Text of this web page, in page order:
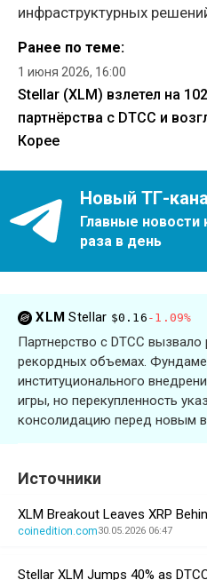
инфраструктурных
Ранее по теме:
1 июня 2026, 16:00
Stellar (XLM) взлетел на
партнёрства с DTCC и
Корее
Новый ТГ-
Главные
раза в день
XLMStellar $0.16 -1.09%
Партнерство с DTCC
рекордных объемах.
институционального
игры, но перекупленность
консолидацию перед новым
Источники
XLM Breakout Leaves XRP
coinedition.com30.05.2026 06:47
Stellar XLM Jumps 40% as